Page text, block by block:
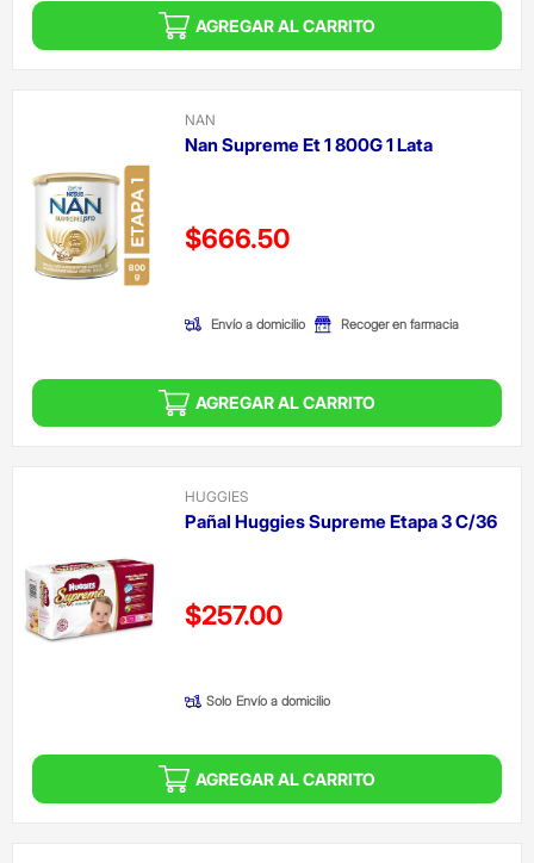
AGREGAR AL CARRITO
NAN
Nan Supreme Et 1 800G 1 Lata
Precio reducido de
$666.50
Envío a domicilio Recoger en farmacia
AGREGAR AL CARRITO
HUGGIES
Pañal Huggies Supreme Etapa 3 C/36
Precio reducido de
$257.00
Solo Envío a domicilio
AGREGAR AL CARRITO